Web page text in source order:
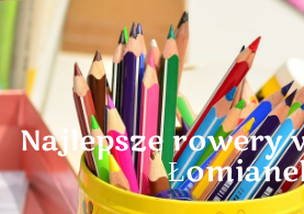
Najlepsze rowery